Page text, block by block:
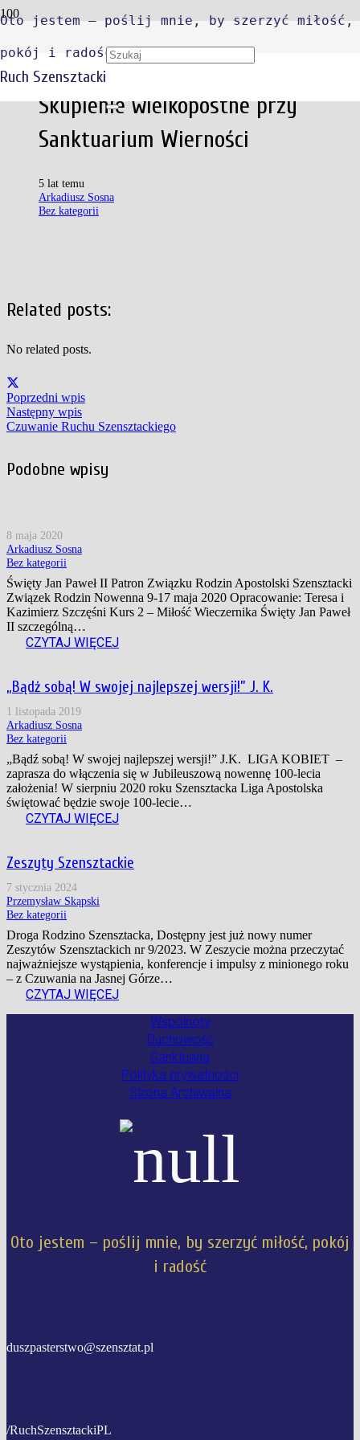
Oto jestem – poślij mnie, by szerzyć miłość,
pokój i radość
Ruch Szensztacki
Skupienie wielkopostne przy
Sanktuarium Wierności
5 lat temu
Arkadiusz Sosna
Bez kategorii
Related posts:
No related posts.
Poprzedni wpis
Następny wpis
Czuwanie Ruchu Szensztackiego
Podobne wpisy
8 maja 2020
Arkadiusz Sosna
Bez kategorii
Święty Jan Paweł II Patron Związku Rodzin Apostolski Szensztacki
Związek Rodzin Nowenna 9-17 maja 2020 Opracowanie: Teresa i
Kazimierz Szczęśni Kurs 2 – Miłość Wieczernika Święty Jan Paweł
II szczególną…
CZYTAJ WIĘCEJ
„Bądź sobą! W swojej najlepszej wersji!” J. K.
1 listopada 2019
Arkadiusz Sosna
Bez kategorii
„Bądź sobą! W swojej najlepszej wersji!” J.K. LIGA KOBIET –
zaprasza do włączenia się w Jubileuszową nowennę 100-lecia
założenia! W sierpniu 2020 roku Szensztacka Liga Apostolska
świętować będzie swoje 100-lecie…
CZYTAJ WIĘCEJ
Zeszyty Szensztackie
7 stycznia 2024
Przemysław Skąpski
Bez kategorii
Droga Rodzino Szensztacka, Dostępny jest już nowy numer
Zeszytów Szensztackich nr 9/2023. W Zeszycie można przeczytać
najważniejsze wystąpienia, konferencje i impulsy z minionego roku
– z Czuwania na Jasnej Górze…
CZYTAJ WIĘCEJ
Wspólnoty
Duchowość
Sanktuaria
Polityka prywatności
Strona Archiwalna
Oto jestem – poślij mnie, by szerzyć miłość, pokój
i radość
duszpasterstwo@szensztat.pl
/RuchSzensztackiPL